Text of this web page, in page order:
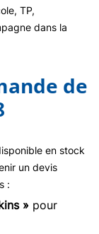
TP,
dans la
de
en stock
un devis
:
» pour